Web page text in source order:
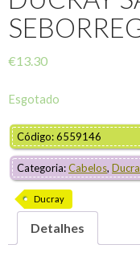
€13.30
Esgotado
Código: 6559146
Categoria:Cabelos,
Ducray
Detalhes